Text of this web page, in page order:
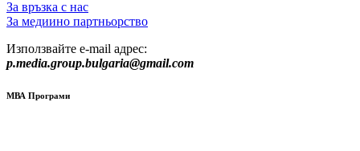
За връзка с нас
За медиино партньорство
Използвайте e-mail адрес:
p.media.group.bulgaria@gmail.com
МВА Програми